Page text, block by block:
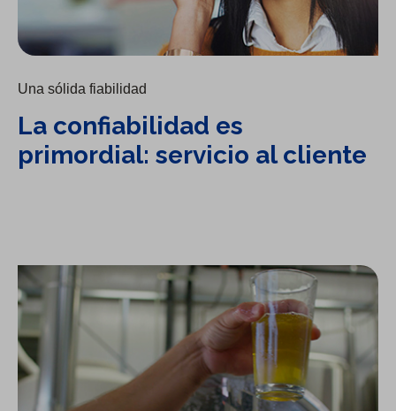
Una sólida fiabilidad
La confiabilidad es
primordial: servicio al cliente
Socio de Cal Water: Kern River Brewery